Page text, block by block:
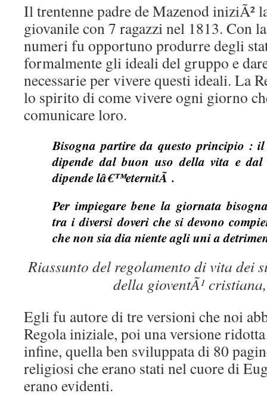
Il trentenne padre de Mazenod iniziÃ²
giovanile con 7 ragazzi nel 1813. Con
numeri fu opportuno produrre degli
formalmente gli ideali del gruppo e
necessarie per vivere questi ideali. La
lo spirito di come vivere ogni giorno
comunicare loro.
Bisogna partire da questo principio :
dipende dal buon uso della vita e
dipende lâ€™eternitÃ .
Per impiegare bene la giornata
tra i diversi doveri che si devono
che non sia dia niente agli uni a
Riassunto del regolamento di vita dei
della gioventÃ¹
Egli fu autore di tre versioni che noi
Regola iniziale, poi una versione
infine, quella ben sviluppata di 80
religiosi che erano stati nel cuore di
erano evidenti.